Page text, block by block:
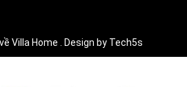
Villa Home . Design by Tech5s